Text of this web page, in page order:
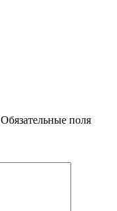
Обязательные поля